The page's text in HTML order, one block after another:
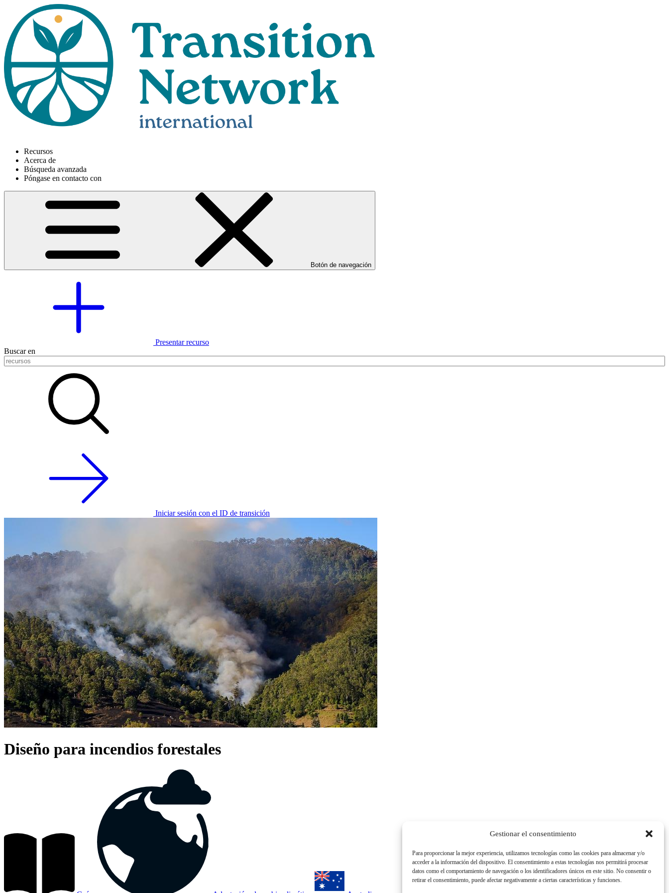
Gestionar el consentimiento
Para proporcionar la mejor experiencia, utilizamos tecnologías como las cookies para almacenar y/o
acceder a la información del dispositivo. El consentimiento a estas tecnologías nos permitirá procesar
datos como el comportamiento de navegación o los identificadores únicos en este sitio. No consentir o
retirar el consentimiento, puede afectar negativamente a ciertas características y funciones.
Recursos
Acerca de
Búsqueda avanzada
Póngase en contacto con
Botón de navegación
Presentar recurso
Buscar en
Iniciar sesión con el ID de transición
Diseño para incendios forestales